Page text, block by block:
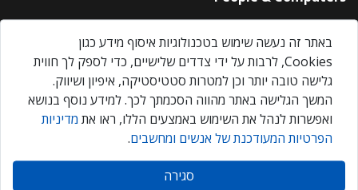
About Us
Privacy Policy
Contact Us
Our Events
אנשים ומחשבים © 2026 – כל הזכויות שמורות
באתר זה נעשה שימוש בטכנולוגיות איסוף מידע כגון
Cookies, לרבות על ידי צדדים שלישיים, כדי לספק לך חווית
גלישה טובה יותר וכן למטרות סטטיסטיקה, איפיון ושיווק.
המשך הגלישה באתר מהווה הסכמתך לכך. למידע נוסף בנושא
ואפשרות לנהל את השימוש באמצעים הללו, ראו את מדיניות
הפרטיות המעודכנת של אנשים ומחשבים.
סגירה